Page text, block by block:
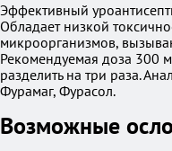
Эффективный
Обладает низкой
микроорганизмов,
Рекомендуемая доза 300
разделить на три раза.
Фурамаг, Фурасол.
Возможные